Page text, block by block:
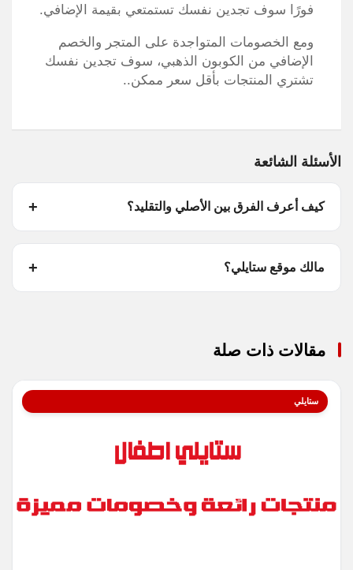
فورًا سوف تجدين نفسك تستمتعي بقيمة الإضافي.
ومع الخصومات المتواجدة على المتجر والخصم
الإضافي من الكوبون الذهبي، سوف تجدين نفسك
تشتري المنتجات بأقل سعر ممكن..
الأسئلة الشائعة
كيف أعرف الفرق بين الأصلي والتقليد؟
مالك موقع ستايلي؟
مقالات ذات صلة
ستايلي